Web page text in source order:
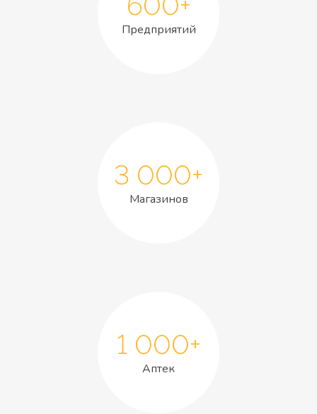
Предприятий
3 000+
Магазинов
1 000+
Аптек